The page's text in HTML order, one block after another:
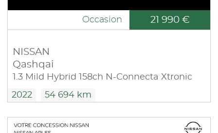
Occasion 21 990 €
NISSAN
Qashqai
1.3 Mild Hybrid 158ch N-Connecta Xtronic
2022 54 694 km